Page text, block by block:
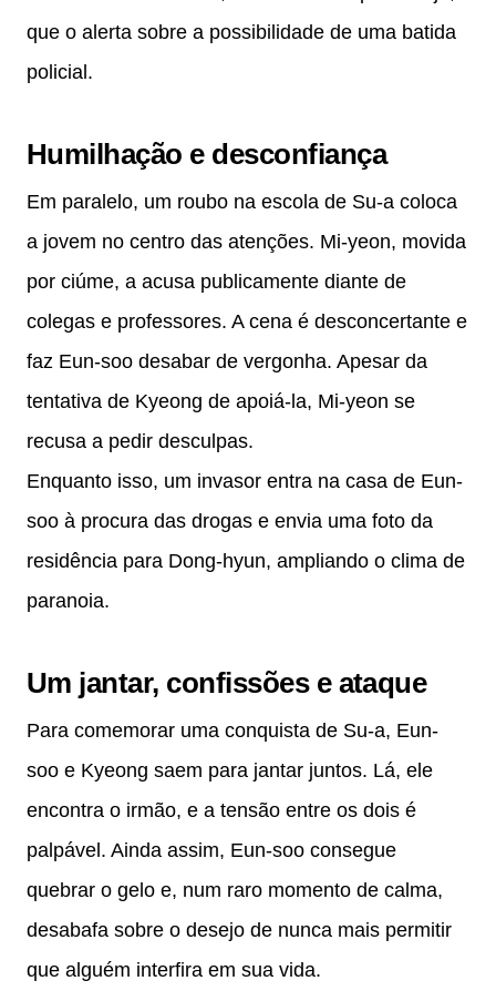
que o alerta sobre a possibilidade de uma batida
policial.
Humilhação e desconfiança
Em paralelo, um roubo na escola de Su-a coloca
a jovem no centro das atenções. Mi-yeon, movida
por ciúme, a acusa publicamente diante de
colegas e professores. A cena é desconcertante e
faz Eun-soo desabar de vergonha. Apesar da
tentativa de Kyeong de apoiá-la, Mi-yeon se
recusa a pedir desculpas.
Enquanto isso, um invasor entra na casa de Eun-
soo à procura das drogas e envia uma foto da
residência para Dong-hyun, ampliando o clima de
paranoia.
Um jantar, confissões e ataque
Para comemorar uma conquista de Su-a, Eun-
soo e Kyeong saem para jantar juntos. Lá, ele
encontra o irmão, e a tensão entre os dois é
palpável. Ainda assim, Eun-soo consegue
quebrar o gelo e, num raro momento de calma,
desabafa sobre o desejo de nunca mais permitir
que alguém interfira em sua vida.